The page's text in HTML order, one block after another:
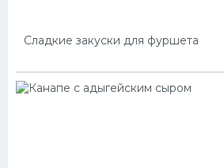
Сладкие закуски для фуршета